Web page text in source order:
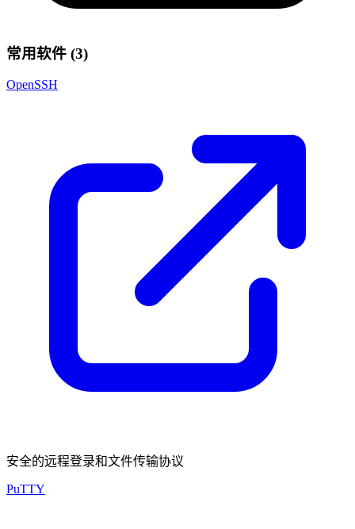
常用软件 (3)
OpenSSH
安全的远程登录和文件传输协议
PuTTY